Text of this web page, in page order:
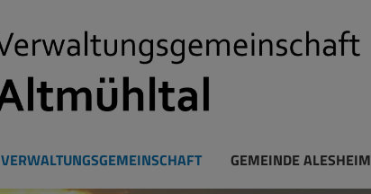
VERWALTUNGSGEMEINSCHAFT GEMEINDE ALESHEIM